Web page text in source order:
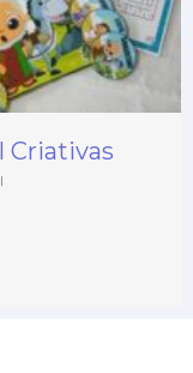
Criativas